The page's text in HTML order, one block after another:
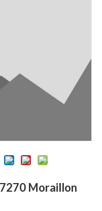
Moraillon